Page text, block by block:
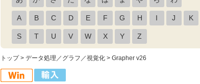
A B C D E F G H I J K
S T U V W X Y Z
トップ> データ処理／グラフ／視覚化 > Grapher v26